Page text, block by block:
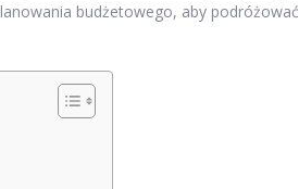
budżetowego, aby podróżować